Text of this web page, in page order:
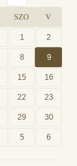
SZO V
1 2
8 9
15 16
22 23
29 30
5 6